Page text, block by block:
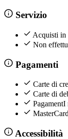
Servizio
Acquisti in
Non
Pagamenti
Carte di
Carte di
MasterCard
Accessibilità